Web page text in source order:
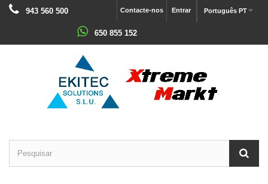
Português PT
Entrar
Contacte-nos
943 560 500
650 855 152